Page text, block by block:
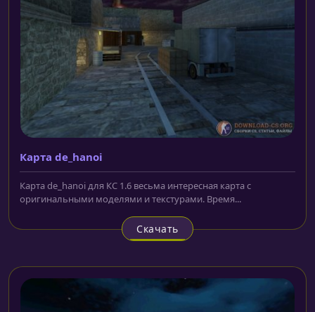
Карта de_hanoi
Карта de_hanoi для КС 1.6 весьма интересная карта с
оригинальными моделями и текстурами. Время...
Скачать